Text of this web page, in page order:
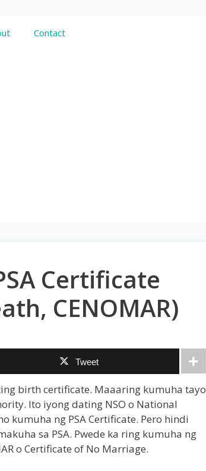
Contact
Certificate
CENOMAR)
Tweet
birth certificate. Maaaring kumuha tayo
Ito iyong dating NSO o National
kumuha ng PSA Certificate. Pero hindi
sa PSA. Pwede ka ring kumuha ng
o Certificate of No Marriage.